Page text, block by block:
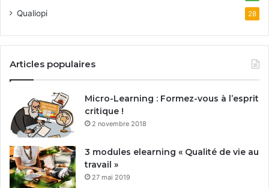
Qualiopi 28
Articles populaires
Micro-Learning : Formez-vous à l’esprit
critique !
2 novembre 2018
3 modules elearning « Qualité de vie au
travail »
27 mai 2019